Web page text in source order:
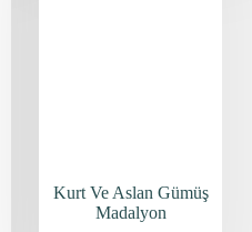
Kurt Ve Aslan Gümüş
Madalyon